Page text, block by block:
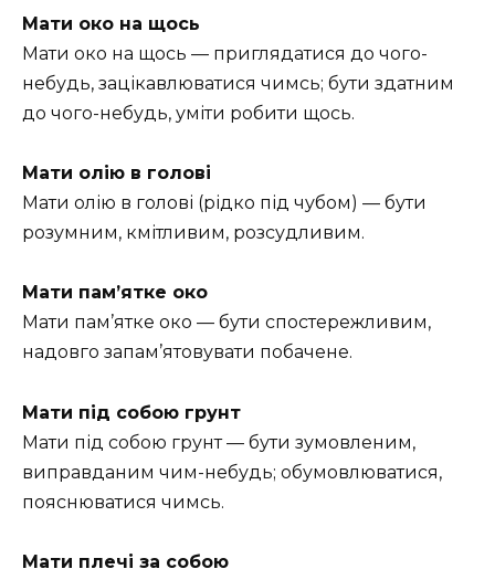
Мати око на щось
Мати око на щось — приглядатися до чого-
небудь, зацікавлюватися чимсь; бути здатним
до чого-небудь, уміти робити щось.
Мати олію в голові
Мати олію в голові (рідко під чубом) — бути
розумним, кмітливим, розсудливим.
Мати пам’ятке око
Мати пам’ятке око — бути спостережливим,
надовго запам’ятовувати побачене.
Мати під собою грунт
Мати під собою грунт — бути зумовленим,
виправданим чим-небудь; обумовлюватися,
пояснюватися чимсь.
Мати плечі за собою